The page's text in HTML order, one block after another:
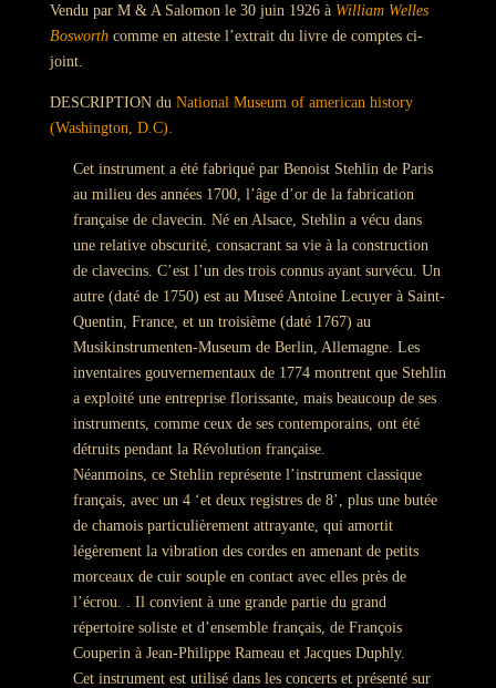
Vendu par M & A Salomon le 30 juin 1926 à William Welles
Bosworthcomme en atteste l’extrait du livre de comptes ci-
joint.
DESCRIPTION du National Museum of american history
(Washington, D.C).
Cet instrument a été fabriqué par Benoist Stehlin de Paris
au milieu des années 1700, l’âge d’or de la fabrication
française de clavecin. Né en Alsace, Stehlin a vécu dans
une relative obscurité, consacrant sa vie à la construction
de clavecins. C’est l’un des trois connus ayant survécu. Un
autre (daté de 1750) est au Museé Antoine Lecuyer à Saint-
Quentin, France, et un troisième (daté 1767) au
Musikinstrumenten-Museum de Berlin, Allemagne. Les
inventaires gouvernementaux de 1774 montrent que Stehlin
a exploité une entreprise florissante, mais beaucoup de ses
instruments, comme ceux de ses contemporains, ont été
détruits pendant la Révolution française.
Néanmoins, ce Stehlin représente l’instrument classique
français, avec un 4 ‘et deux registres de 8’, plus une butée
de chamois particulièrement attrayante, qui amortit
légèrement la vibration des cordes en amenant de petits
morceaux de cuir souple en contact avec elles près de
l’écrou. .
Il convient à une grande partie du grand
répertoire soliste et d’ensemble français, de François
Couperin à Jean-Philippe Rameau et Jacques Duphly.
Cet instrument est utilisé dans les concerts et présenté sur